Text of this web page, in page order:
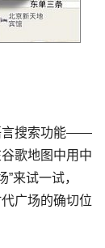
言搜索功能——
歌地图中用中
来试一试，
广场的确切位